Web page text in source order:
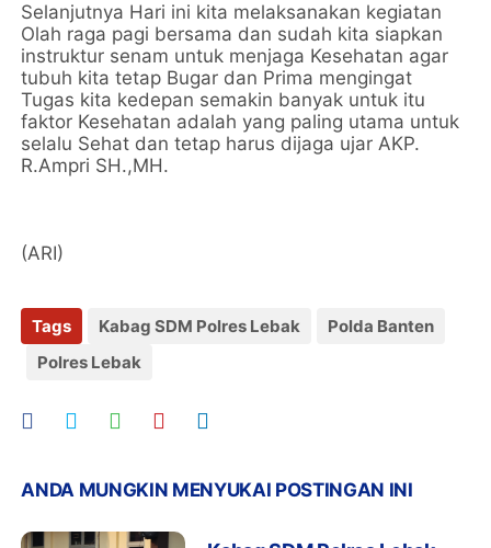
Selanjutnya Hari ini kita melaksanakan kegiatan
Olah raga pagi bersama dan sudah kita siapkan
instruktur senam untuk menjaga Kesehatan agar
tubuh kita tetap Bugar dan Prima mengingat
Tugas kita kedepan semakin banyak untuk itu
faktor Kesehatan adalah yang paling utama untuk
selalu Sehat dan tetap harus dijaga ujar AKP.
R.Ampri SH.,MH.
(ARI)
Tags Kabag SDM Polres Lebak
Polda Banten
Polres Lebak
ANDA MUNGKIN MENYUKAI POSTINGAN INI